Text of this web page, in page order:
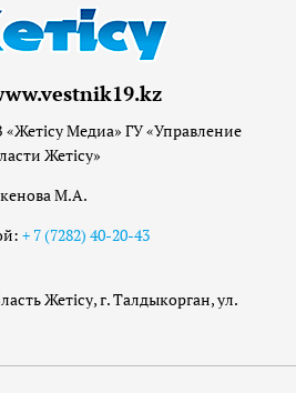
Медиа» ГУ «Управление
Жетісу»
М.А.
+ 7 (7282) 40-20-43
Жетісу, г. Талдыкорган, ул.